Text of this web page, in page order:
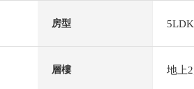
房型 5LDK
層樓 地上